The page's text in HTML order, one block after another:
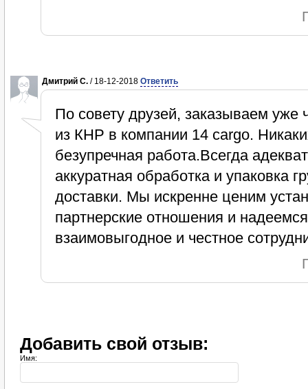
Дмитрий С. / 18-12-2018 Ответить
По совету друзей, заказываем уже
из КНР в компании 14 cargo.
безупречная работа.Всегда
аккуратная обработка и упаковка
доставки. Мы искренне ценим
партнерские отношения и
взаимовыгодное и честное
Добавить свой отзыв:
Имя: